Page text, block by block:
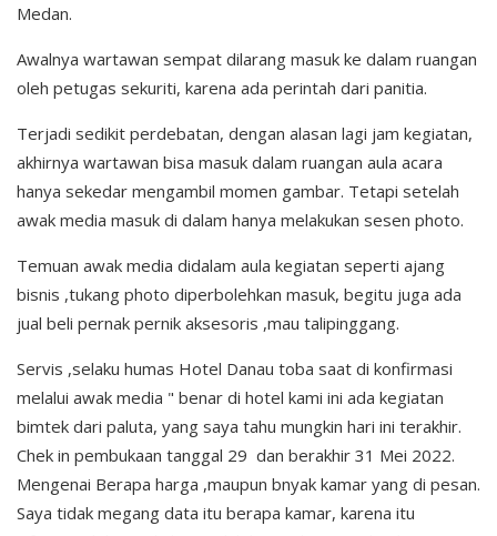
Medan.
Awalnya wartawan sempat dilarang masuk ke dalam ruangan
oleh petugas sekuriti, karena ada perintah dari panitia.
Terjadi sedikit perdebatan, dengan alasan lagi jam kegiatan,
akhirnya wartawan bisa masuk dalam ruangan aula acara
hanya sekedar mengambil momen gambar. Tetapi setelah
awak media masuk di dalam hanya melakukan sesen photo.
Temuan awak media didalam aula kegiatan seperti ajang
bisnis ,tukang photo diperbolehkan masuk, begitu juga ada
jual beli pernak pernik aksesoris ,mau talipinggang.
Servis ,selaku humas Hotel Danau toba saat di konfirmasi
melalui awak media " benar di hotel kami ini ada kegiatan
bimtek dari paluta, yang saya tahu mungkin hari ini terakhir.
Chek in pembukaan tanggal 29 dan berakhir 31 Mei 2022.
Mengenai Berapa harga ,maupun bnyak kamar yang di pesan.
Saya tidak megang data itu berapa kamar, karena itu